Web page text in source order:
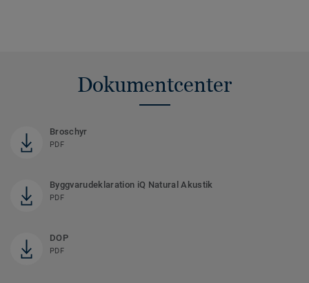
Dokumentcenter
Broschyr
PDF
Byggvarudeklaration iQ Natural Akustik
PDF
DOP
PDF